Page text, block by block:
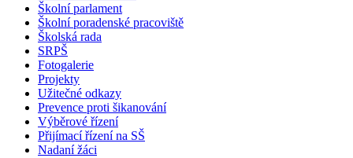
Školní parlament
Školní poradenské pracoviště
Školská rada
SRPŠ
Fotogalerie
Projekty
Užitečné odkazy
Prevence proti šikanování
Výběrové řízení
Přijímací řízení na SŠ
Nadaní žáci